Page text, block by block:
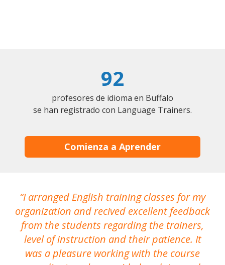
92
profesores de idioma en Buffalo
se han registrado con Language Trainers.
Comienza a Aprender
I arranged English training classes for my
organization and recived excellent feedback
from the students regarding the trainers,
level of instruction and their patience. It
was a pleasure working with the course